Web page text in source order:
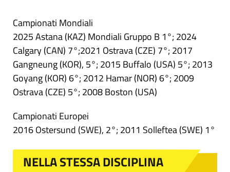
Campionati Mondiali
2025 Astana (KAZ) Mondiali Gruppo B 1°; 2024
Calgary (CAN) 7°;2021 Ostrava (CZE) 7°; 2017
Gangneung (KOR), 5°; 2015 Buffalo (USA) 5°; 2013
Goyang (KOR) 6°; 2012 Hamar (NOR) 6°; 2009
Ostrava (CZE) 5°; 2008 Boston (USA)
Campionati Europei
2016 Ostersund (SWE), 2°; 2011 Solleftea (SWE) 1°
NELLA STESSA DISCIPLINA